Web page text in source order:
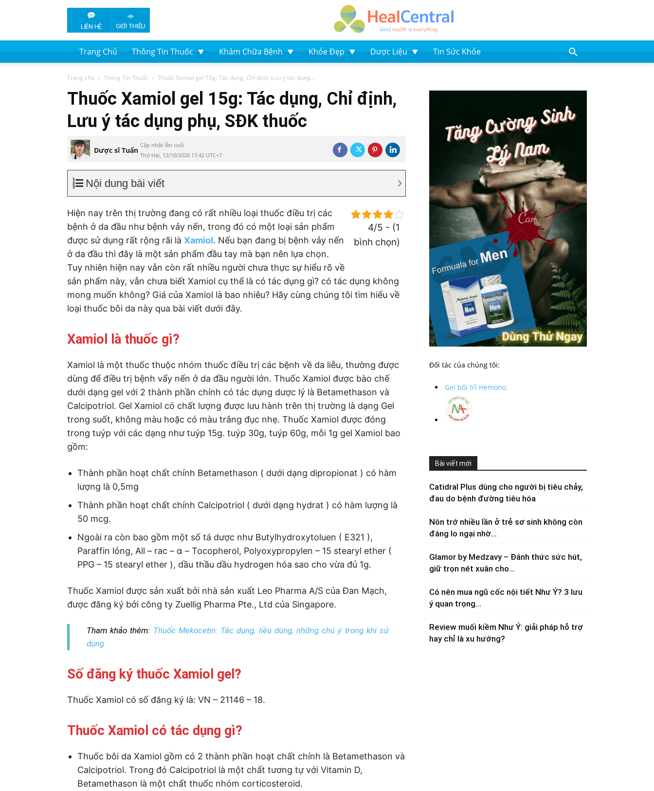
LIÊN HỆ GIỚI THIỆU
Trang Chủ Thông Tin Thuốc Khám Chữa Bệnh Khỏe Đẹp Dược Liệu Tin Sức Khỏe
Trang chủ Thông Tin Thuốc Thuốc Xamiol gel 15g: Tác dụng, Chỉ định, Lưu ý tác dụng...
Thuốc Xamiol gel 15g: Tác dụng, Chỉ định,
Lưu ý tác dụng phụ, SĐK thuốc
Dược sĩ Tuấn
Cập nhật lần cuối
Thứ Hai, 12/10/2020 17:42 UTC+7
Nội dung bài viết
4/5 - (1
bình chọn)
Hiện nay trên thị trường đang có rất nhiều loại thuốc điều trị các
bệnh ở da đầu như bệnh vảy nến, trong đó có một loại sản phẩm
được sử dụng rất rộng rãi là Xamiol. Nếu bạn đang bị bệnh vảy nến
ở da đầu thì đây là một sản phẩm đầu tay mà bạn nên lựa chọn.
Tuy nhiên hiện nay vẫn còn rất nhiều người chưa thực sự hiểu rõ về
sản phẩm này, vẫn chưa biết Xamiol cụ thể là có tác dụng gì? có tác dụng không
mong muốn không? Giá của Xamiol là bao nhiêu? Hãy cùng chúng tôi tìm hiểu về
loại thuốc bôi da này qua bài viết dưới đây.
Xamiol là thuốc gì?
Xamiol là một thuốc thuộc nhóm thuốc điều trị các bệnh về da liễu, thường được
dùng để điều trị bệnh vẩy nến ở da đầu người lớn. Thuốc Xamiol được bào chế
dưới dạng gel với 2 thành phần chính có tác dụng dược lý là Betamethason và
Calcipotriol. Gel Xamiol có chất lượng được lưu hành trên thị trường là dạng Gel
trong suốt, không màu hoặc có màu trắng đục nhẹ. Thuốc Xamiol được đóng
trong tuýp với các dạng như tuýp 15g. tuýp 30g, tuýp 60g, mỗi 1g gel Xamiol bao
gồm:
Thành phần hoạt chất chính Betamethason ( dưới dạng dipropionat ) có hàm
lượng là 0,5mg
Thành phần hoạt chất chính Calcipotriol ( dưới dạng hydrat ) có hàm lượng là
50 mcg.
Ngoài ra còn bao gồm một số tá dược như Butylhydroxytoluen ( E321 ),
Paraffin lỏng, All – rac – α – Tocopherol, Polyoxypropylen – 15 stearyl ether (
PPG – 15 stearyl ether ), dầu thầu dầu hydrogen hóa sao cho vừa đủ 1g.
Thuốc Xamiol được sản xuất bởi nhà sản xuất Leo Pharma A/S của Đan Mạch,
được đăng ký bởi công ty Zuellig Pharma Pte., Ltd của Singapore.
Tham khảo thêm: Thuốc Mekocetin: Tác dụng, liều dùng, những chú ý trong khi sử
dụng
Số đăng ký thuốc Xamiol gel?
Thuốc Xamiol có số đăng ký là: VN – 21146 – 18.
Thuốc Xamiol có tác dụng gì?
Thuốc bôi da Xamiol gồm có 2 thành phần hoạt chất chính là Betamethason và
Calcipotriol. Trong đó Calcipotriol là một chất tương tự với Vitamin D,
Betamethason là một chất thuốc nhóm corticosteroid.
Đối tác của chúng tôi:
Gel bôi trĩ Hemono.
Bài viết mới
Catidral Plus dùng cho người bị tiêu chảy,
đau do bệnh đường tiêu hóa
Nôn trớ nhiều lần ở trẻ sơ sinh không còn
đáng lo ngại nhờ...
Glamor by Medzavy – Đánh thức sức hút,
giữ trọn nét xuân cho...
Có nên mua ngũ cốc nội tiết Như Ý? 3 lưu
ý quan trọng...
Review muối kiềm Như Ý: giải pháp hỗ trợ
hay chỉ là xu hướng?